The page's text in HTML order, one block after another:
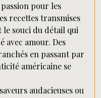
pour les
recettes transmises
souci du détail qui
avec amour. Des
en passant par
américaine se
audacieuses ou